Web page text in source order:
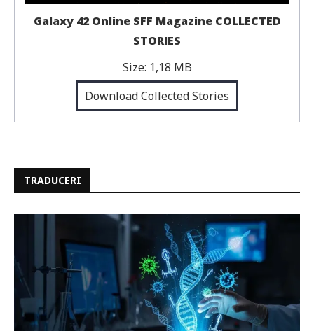
Galaxy 42 Online SFF Magazine COLLECTED
STORIES
Size: 1,18 MB
Download Collected Stories
TRADUCERI